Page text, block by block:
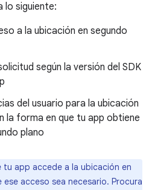
lo siguiente:
a la ubicación en segundo
según la versión del SDK
del usuario para la ubicación
la forma en que tu app obtiene
plano
tu app accede a la ubicación en
acceso sea necesario. Procura